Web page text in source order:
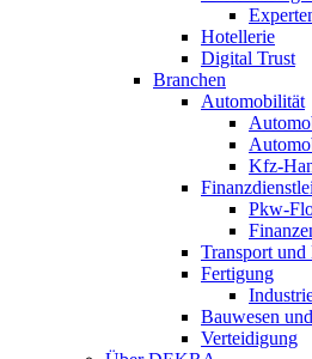
Hotellerie
Digital Trust
Branchen
Automobilität
Kfz-
Transport
Fertigung
Bauwesen
Verteidigung